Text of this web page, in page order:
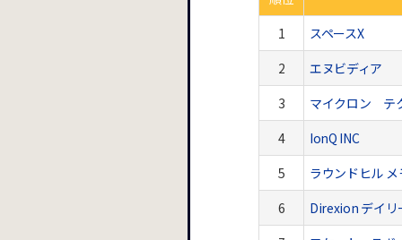
1
スペースX
2
エヌビディア
3
マイクロン テ
4
IonQ INC
5
ラウンドヒル
6
Direxion デイリ